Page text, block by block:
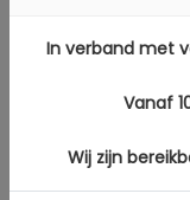
Datum eerste
toelating
toelating
In verband met
Vanaf
Wij zijn